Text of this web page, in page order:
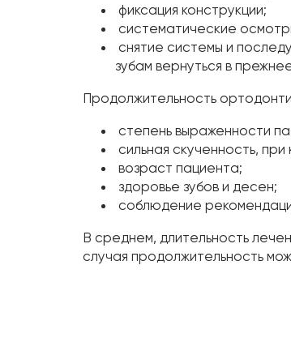
фиксация конструкции;
систематические
снятие системы и
зубам вернуться в
Продолжительность
степень выраженности
сильная скученность,
возраст пациента;
здоровье зубов и десен;
соблюдение
В среднем, длительность
случая продолжительность